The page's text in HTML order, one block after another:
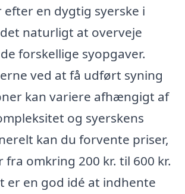
efter en dygtig syerske i
naturligt at overveje
forskellige syopgaver.
ved at få udført syning
kan variere afhængigt af
og syerskens
kan du forvente priser,
omkring 200 kr. til 600 kr.
er en god idé at indhente